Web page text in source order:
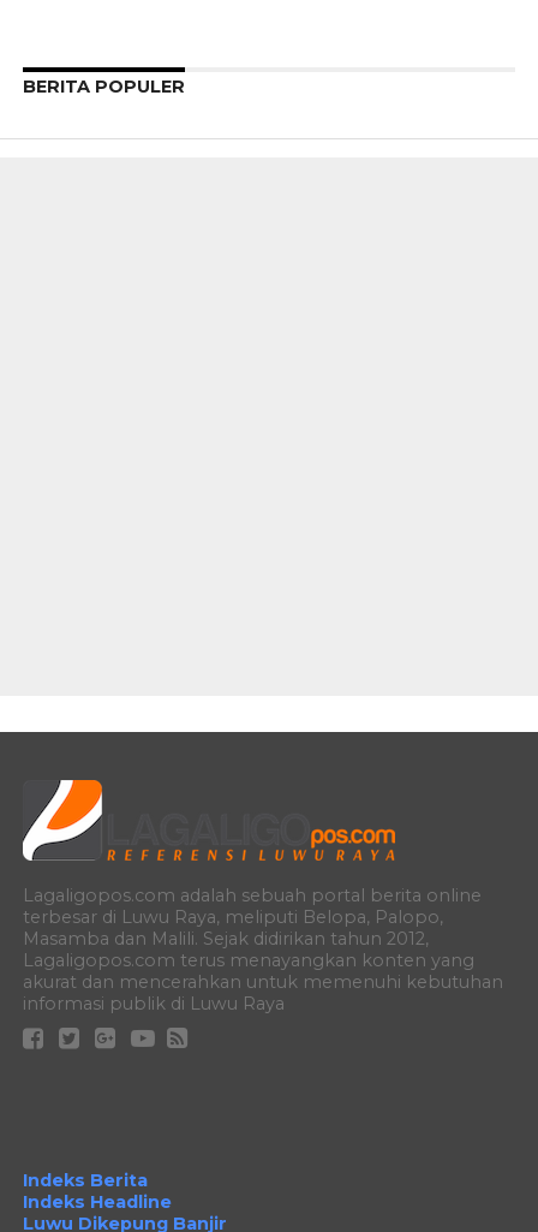
BERITA POPULER
Lagaligopos.com adalah sebuah portal berita online
terbesar di Luwu Raya, meliputi Belopa, Palopo,
Masamba dan Malili. Sejak didirikan tahun 2012,
Lagaligopos.com terus menayangkan konten yang
akurat dan mencerahkan untuk memenuhi kebutuhan
informasi publik di Luwu Raya
Indeks Berita
Indeks Headline
Luwu Dikepung Banjir